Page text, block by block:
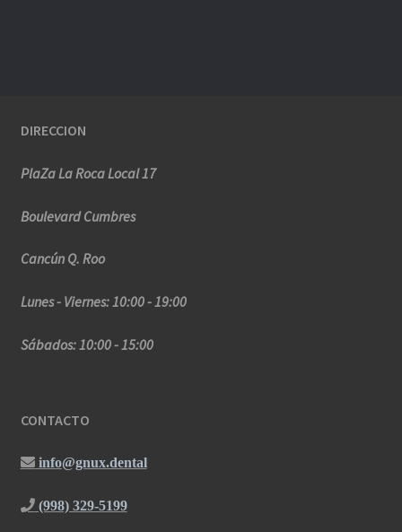
DIRECCION
PlaZa La Roca Local 17
Boulevard Cumbres
Cancún Q. Roo
Lunes - Viernes: 10:00 - 19:00
Sábados: 10:00 - 15:00
CONTACTO
info@gnux.dental
(998) 329-5199